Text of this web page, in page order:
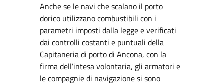
Anche se le navi che scalano il porto
dorico utilizzano combustibili con i
parametri imposti dalla legge e verificati
dai controlli costanti e puntuali della
Capitaneria di porto di Ancona, con la
firma dell’intesa volontaria, gli armatori e
le compagnie di navigazione si sono